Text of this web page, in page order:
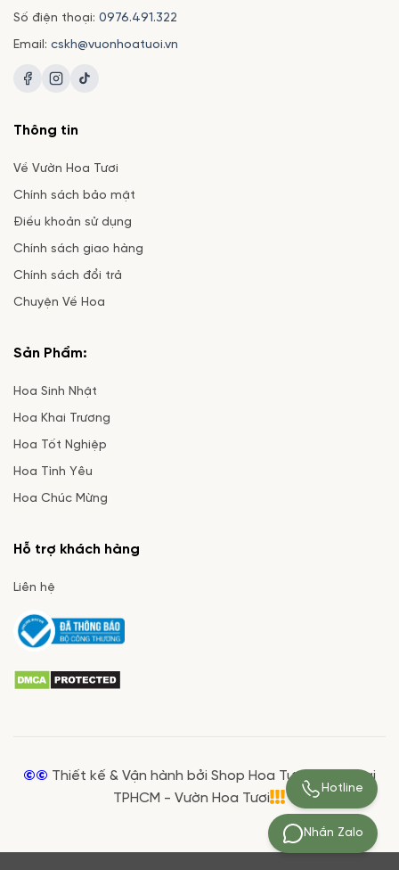
Số điện thoại: 0976.491.322
Email: cskh@vuonhoatuoi.vn
Thông tin
Về Vườn Hoa Tươi
Chính sách bảo mật
Điều khoản sử dụng
Chính sách giao hàng
Chính sách đổi trả
Chuyện Về Hoa
Sản Phẩm:
Hoa Sinh Nhật
Hoa Khai Trương
Hoa Tốt Nghiệp
Hoa Tình Yêu
Hoa Chúc Mừng
Hỗ trợ khách hàng
Liên hệ
©© Thiết kế & Vận hành bởi Shop Hoa Tươi Giá Rẻ tại
TPHCM - Vườn Hoa Tươi
Nhắn Zalo
Hotline